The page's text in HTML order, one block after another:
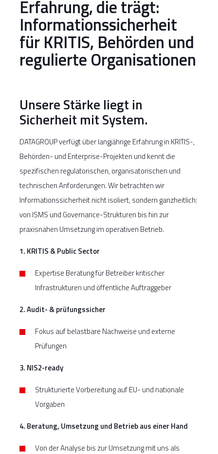
Erfahrung, die trägt:
Informationssicherheit
für KRITIS, Behörden und
regulierte Organisationen
Unsere Stärke liegt in
Sicherheit mit System.
DATAGROUP verfügt über langjährige Erfahrung in KRITIS-,
Behörden- und Enterprise-Projekten und kennt die
spezifischen regulatorischen, organisatorischen und
technischen Anforderungen. Wir betrachten wir
Informationssicherheit nicht isoliert, sondern ganzheitlich:
von ISMS und Governance-Strukturen bis hin zur
praxisnahen Umsetzung im operativen Betrieb.
1. KRITIS & Public Sector
Expertise Beratung für Betreiber kritischer
Infrastrukturen und öffentliche Auftraggeber
2. Audit- & prüfungssicher
Fokus auf belastbare Nachweise und externe
Prüfungen
3. NIS2-ready
Strukturierte Vorbereitung auf EU- und nationale
Vorgaben
4. Beratung, Umsetzung und Betrieb aus einer Hand
Von der Analyse bis zur Umsetzung mit uns als